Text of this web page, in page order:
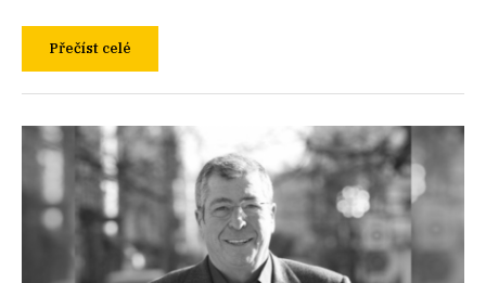
Přečíst celé